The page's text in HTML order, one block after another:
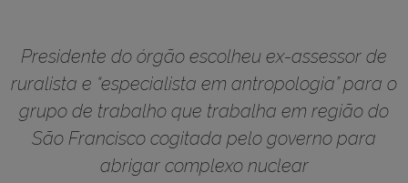
Presidente do órgão escolheu ex-assessor de
ruralista e “especialista em antropologia” para o
grupo de trabalho que trabalha em região do
São Francisco cogitada pelo governo para
abrigar complexo nuclear